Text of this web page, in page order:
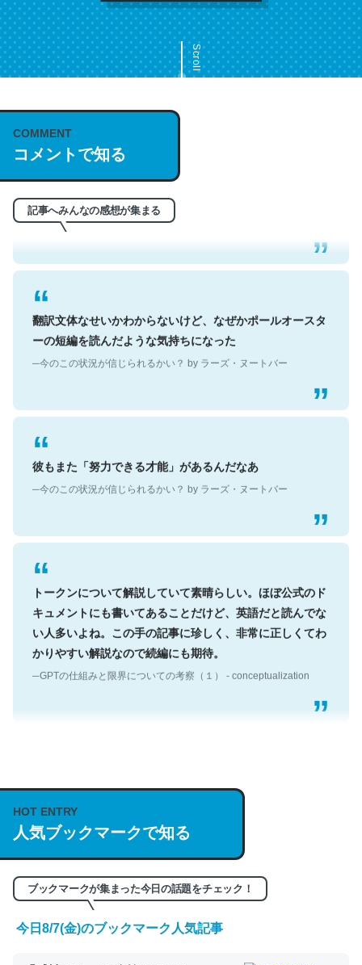
Scroll
COMMENT
コメントで知る
記事へみんなの感想が集まる
これは名文。彼はとてもクレバーなんだろうなと凄く思
う。英語少しでも読める人は原文もお勧め。自分はこの流
─今のこの状況が信じられるかい？ by ラーズ・ヌートバー
翻訳文体なせいかわからないけど、なぜかポールオースタ
ーの短編を読んだような気持ちになった
彼もまた「努力できる才能」があるんだなあ
トークンについて解説していて素晴らしい。ほぼ公式のド
キュメントにも書いてあることだけど、英語だと読んでな
い人多いよね。この手の記事に珍しく、非常に正しくてわ
かりやすい解説なので続編にも期待。
説してる記事が少ないので貴重な良記事。/続編来た
https://isobe324649.hatenablog.com/entry/2023/03/27
/064121
─GPTの仕組みと限界についての考察（１） - conceptualization
HOT ENTRY
人気ブックマークで知る
ブックマークが集まった今日の話題をチェック！
今日8/7(金)のブックマーク人気記事